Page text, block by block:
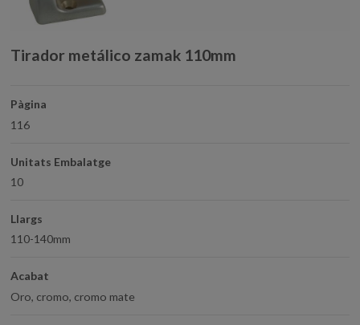
Tirador metálico zamak 110mm
Pàgina
116
Unitats Embalatge
10
Llargs
110-140mm
Acabat
Oro, cromo, cromo mate